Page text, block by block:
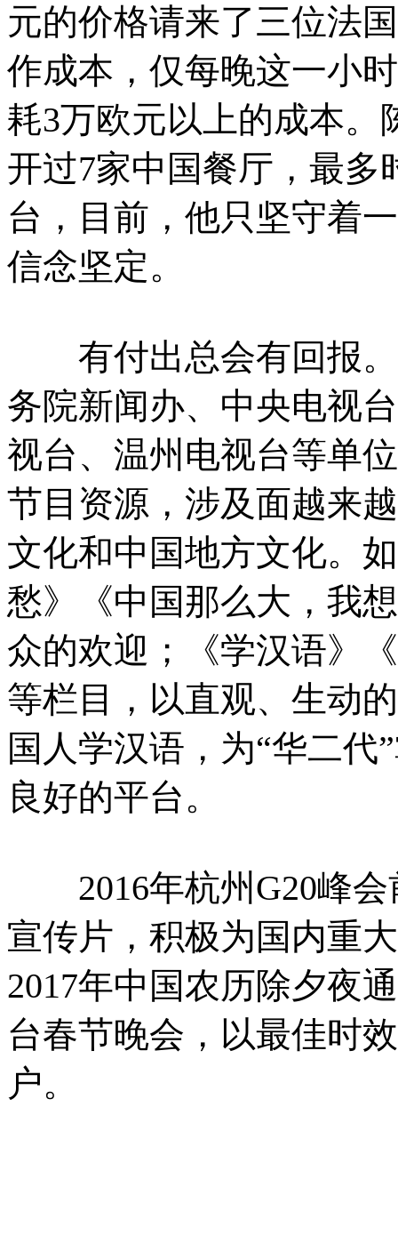
元的价格请来了三位法
作成本，仅每晚这一小
耗3万欧元以上的成本。
开过7家中国餐厅，最多
台，目前，他只坚守着
信念坚定。
有付出总会有回报。
务院新闻办、中央电视
视台、温州电视台等单
节目资源，涉及面越来
文化和中国地方文化。
愁》《中国那么大，我
众的欢迎；《学汉语》
等栏目，以直观、生动
国人学汉语，为“华二
良好的平台。
2016年杭州G20峰会
宣传片，积极为国内重
2017年中国农历除夕夜
台春节晚会，以最佳时
户。